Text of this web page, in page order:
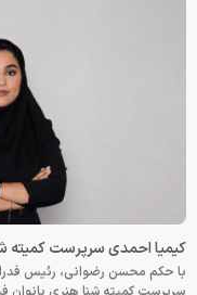
کیمیا احمدی سرپرست کمیته
با حکم محسن رضوانی، رئیس